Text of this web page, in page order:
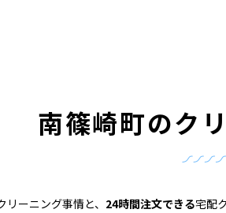
南篠崎町のク
リーニング事情と、 24時間注文できる宅配